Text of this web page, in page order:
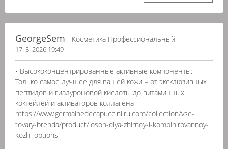
GeorgeSem - Косметика Профессиональный
17. 5. 2026 19:49
• Высококонцентрированные активные компоненты:
Только самое лучшее для вашей кожи – от эксклюзивных
пептидов и гиалуроновой кислоты до витаминных
коктейлей и активаторов коллагена
https://www.germainedecapuccini.ru.com/collection/vse-
tovary-brenda/product/loson-dlya-zhirnoy-i-kombinirovannoy-
kozhi-options